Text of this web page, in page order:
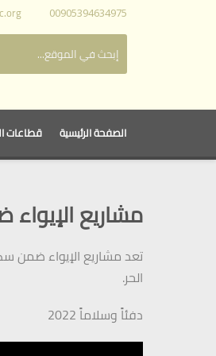
00905394634975
الصفحة الرئيسية قطاعات
مشاريع
تعد مشاريع الإيواء ضمن
الحر.
دفئاً وسلاماً 2022